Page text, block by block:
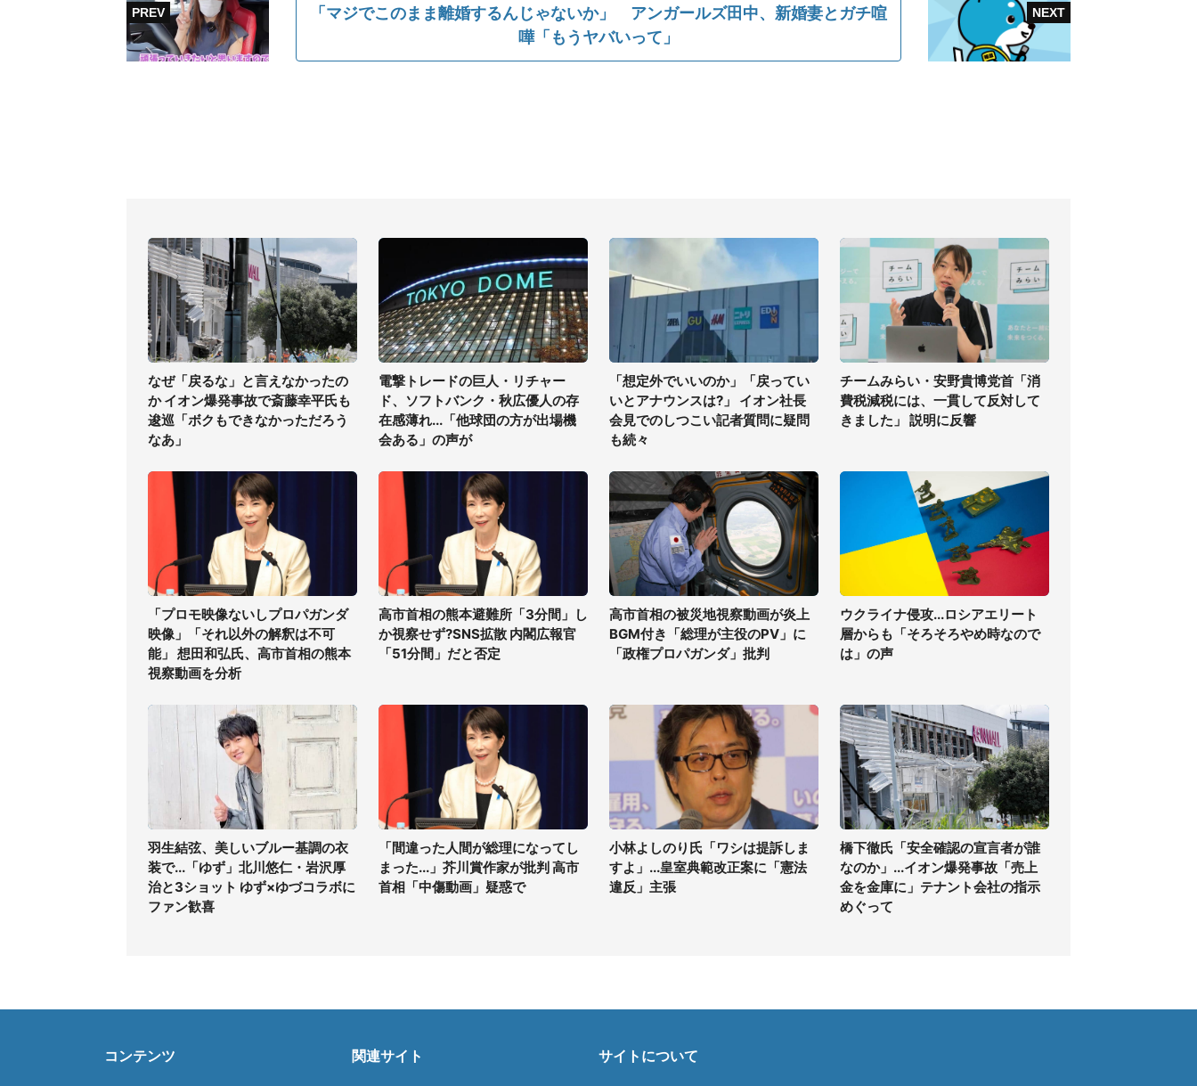
「マジでこのまま離婚するんじゃないか」 アンガールズ田中、新婚妻とガチ喧
嘩「もうヤバいって」
なぜ「戻るな」と言えなかったの
か イオン爆発事故で斎藤幸平氏も
逡巡「ボクもできなかっただろう
なあ」
電撃トレードの巨人・リチャー
ド、ソフトバンク・秋広優人の存
在感薄れ...「他球団の方が出場機
会ある」の声が
「想定外でいいのか」「戻ってい
いとアナウンスは?」 イオン社長
会見でのしつこい記者質問に疑問
も続々
チームみらい・安野貴博党首「消
費税減税には、一貫して反対して
きました」 説明に反響
「プロモ映像ないしプロパガンダ
映像」「それ以外の解釈は不可
能」 想田和弘氏、高市首相の熊本
視察動画を分析
高市首相の熊本避難所「3分間」し
か視察せず?SNS拡散 内閣広報官
「51分間」だと否定
高市首相の被災地視察動画が炎上
BGM付き「総理が主役のPV」に
「政権プロパガンダ」批判
ウクライナ侵攻...ロシアエリート
層からも「そろそろやめ時なので
は」の声
羽生結弦、美しいブルー基調の衣
装で...「ゆず」北川悠仁・岩沢厚
治と3ショット ゆず×ゆづコラボに
ファン歓喜
「間違った人間が総理になってし
まった...」芥川賞作家が批判 高市
首相「中傷動画」疑惑で
小林よしのり氏「ワシは提訴しま
すよ」...皇室典範改正案に「憲法
違反」主張
橋下徹氏「安全確認の宣言者が誰
なのか」...イオン爆発事故「売上
金を金庫に」テナント会社の指示
めぐって
コンテンツ 関連サイト サイトについて